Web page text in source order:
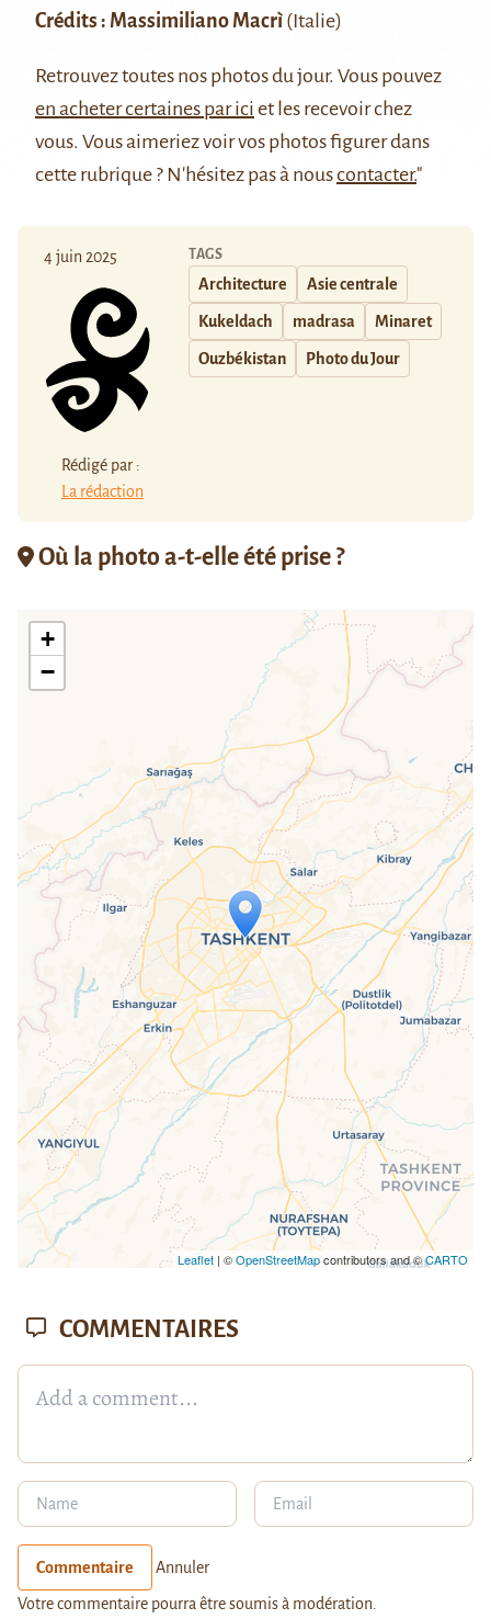
Crédits : Massimiliano Macrì (Italie)
Retrouveztoutes nos photos du jour. Vous pouvez
en acheter certaines par ici et les recevoir chez
vous. Vous aimeriez voir vos photos figurer dans
cette rubrique ? N'hésitez pas à nouscontacter."
4 juin 2025
Rédigé par :
La rédaction
TAGS
Architecture Asie centrale
Kukeldach madrasa Minaret
Ouzbékistan Photo du Jour
Où la photo a-t-elle été prise ?
Travelers' Map is loading...
If you see this after your page is
loaded completely, leafletJS files are
missing.
+
−
Leaflet| ©OpenStreetMapcontributors and ©CARTO
COMMENTAIRES
Commentaire Annuler
Votre commentaire pourra être soumis à modération.